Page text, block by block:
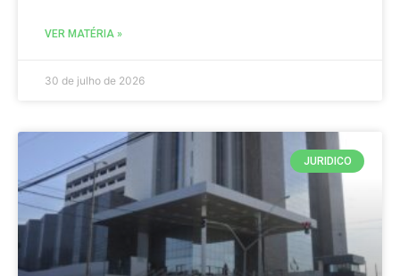
VER MATÉRIA »
30 de julho de 2026
JURIDICO